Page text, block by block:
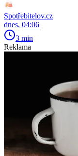
Spotřebitelov.cz
dnes, 04:06
3 min
Reklama